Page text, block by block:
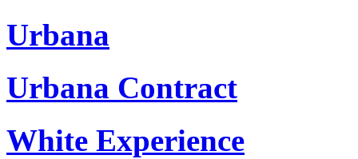
Urbana
Urbana Contract
White Experience